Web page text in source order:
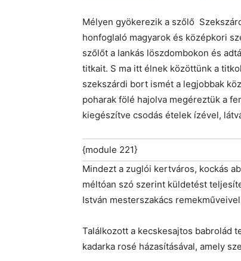
Mélyen gyökerezik a szőlő
honfoglaló magyarok és középkori
szőlőt a lankás löszdombokon és
titkait. S ma itt élnek közöttünk a
szekszárdi bort ismét a legjobbak
poharak fölé hajolva megéreztük a
kiegészítve csodás ételek ízével,
{module 221}
Mindezt a zuglói kertváros, kockás
méltóan szó szerint küldetést
István mesterszakács
Találkozott a kecskesajtos babrolád
kadarka rosé házasításával, amely